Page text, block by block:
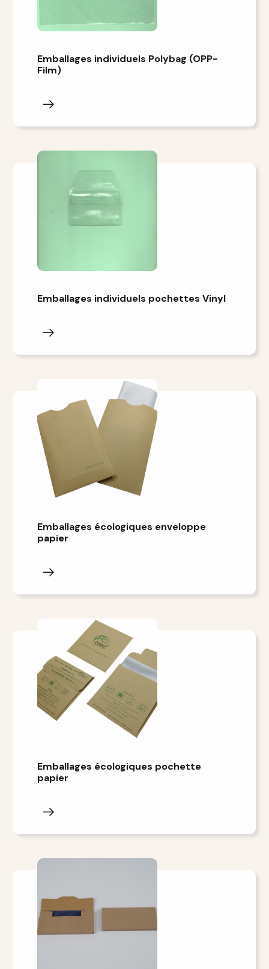
Emballages individuels Polybag (OPP-
Film)
Emballages individuels pochettes Vinyl
Emballages écologiques enveloppe
papier
Emballages écologiques pochette
papier